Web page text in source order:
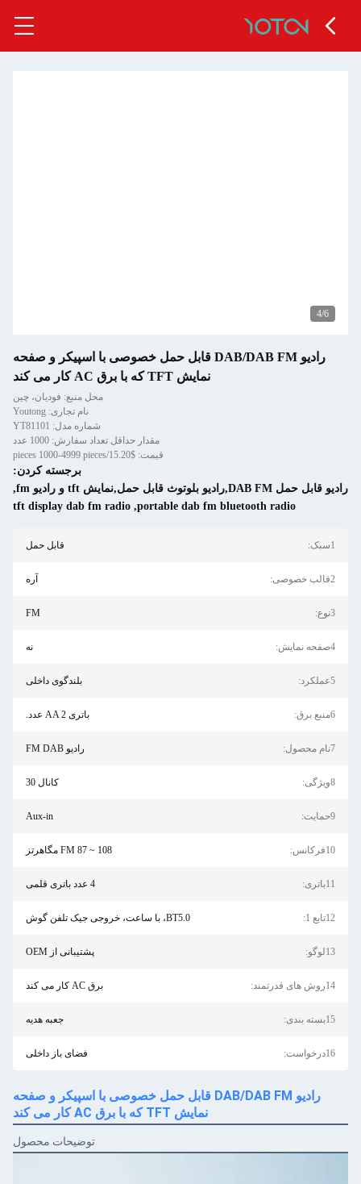
4/6
رادیو DAB/DAB FM قابل حمل خصوصی با اسپیکر و صفحه
نمایش TFT که با برق AC کار می کند
محل منبع: فودیان، چین
نام تجاری: Youtong
شماره مدل: YT81101
مقدار حداقل تعداد سفارش: 1000 عدد
قیمت: $15.20/pieces 1000-4999 pieces
برجسته کردن:
رادیو قابل حمل DAB FM,رادیو بلوتوث قابل حمل,نمایش tft و رادیو fm
,
portable dab fm bluetooth radio
,
tft display dab fm radio
1سبک: قابل حمل
2قالب خصوصی: آره
3نوع: FM
4صفحه نمایش: نه
5عملکرد: بلندگوی داخلی
6منبع برق: باتری AA 2 عدد.
7نام محصول: رادیو FM DAB
8ویژگی: کانال 30
9حمایت: Aux-in
10فرکانس: FM 87 ~ 108 مگاهرتز
11باتری: 4 عدد باتری قلمی
12تابع 1: BT5.0، با ساعت، خروجی جیک تلفن گوش
13لوگو: پشتیبانی از OEM
14روش های قدرتمند: برق AC کار می کند
15بسته بندی: جعبه هدیه
16درخواست: فضای باز داخلی
رادیو DAB/DAB FM قابل حمل خصوصی با اسپیکر و صفحه
نمایش TFT که با برق AC کار می کند
توضیحات محصول